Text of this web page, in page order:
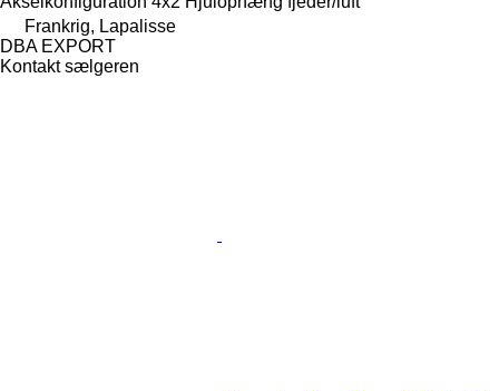
Frankrig, Lapalisse
DBA EXPORT
Kontakt sælgeren